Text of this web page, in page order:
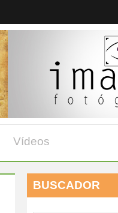
Vídeos
BUSCADOR